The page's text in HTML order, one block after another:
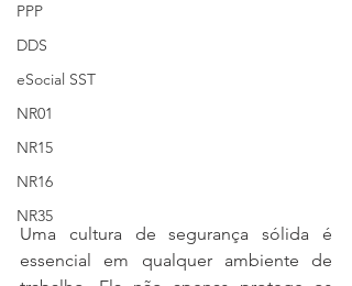
PPP
DDS
eSocial SST
NR01
NR15
NR16
NR35
Uma cultura de segurança sólida é
essencial em qualquer ambiente de